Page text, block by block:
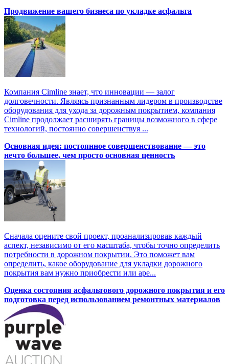
Продвижение вашего бизнеса по укладке асфальта
Компания Cimline знает, что инновации — залог
долговечности. Являясь признанным лидером в производстве
оборудования для ухода за дорожным покрытием, компания
Cimline продолжает расширять границы возможного в сфере
технологий, постоянно совершенствуя ...
Основная идея: постоянное совершенствование — это
нечто большее, чем просто основная ценность
Сначала оцените свой проект, проанализировав каждый
аспект, независимо от его масштаба, чтобы точно определить
потребности в дорожном покрытии. Это поможет вам
определить, какое оборудование для укладки дорожного
покрытия вам нужно приобрести или аре...
Оценка состояния асфальтового дорожного покрытия и его
подготовка перед использованием ремонтных материалов